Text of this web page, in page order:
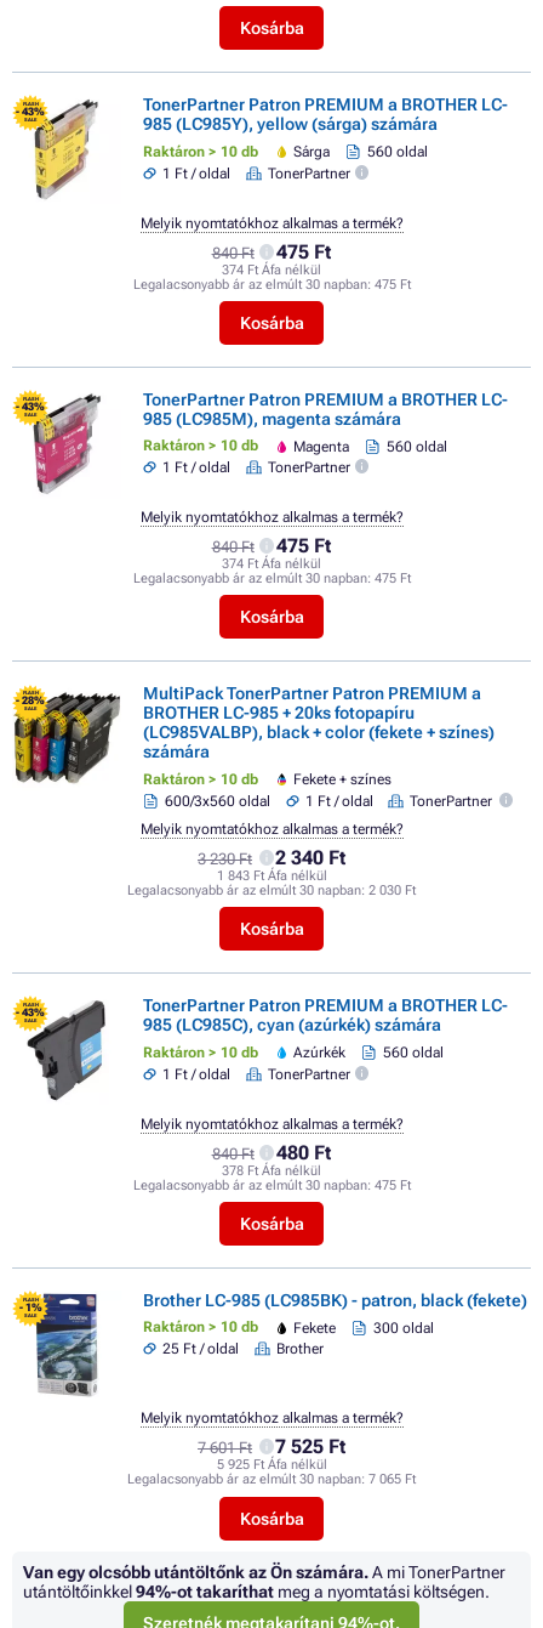
Kosárba
FLASH
- 43%
SALE
TonerPartner Patron PREMIUM a BROTHER LC-
985 (LC985Y), yellow (sárga) számára
Raktáron > 10 db Sárga
560 oldal
1 Ft / oldal
TonerPartner
840 Ft 475 Ft
374 Ft Áfa nélkül
Legalacsonyabb ár az elmúlt 30 napban: 475 Ft
Kosárba
Melyik nyomtatókhoz alkalmas a termék?
FLASH
- 43%
SALE
TonerPartner Patron PREMIUM a BROTHER LC-
985 (LC985M), magenta számára
Raktáron > 10 db Magenta
560 oldal
1 Ft / oldal
TonerPartner
840 Ft 475 Ft
374 Ft Áfa nélkül
Legalacsonyabb ár az elmúlt 30 napban: 475 Ft
Kosárba
Melyik nyomtatókhoz alkalmas a termék?
FLASH
- 28%
SALE
MultiPack TonerPartner Patron PREMIUM a
BROTHER LC-985 + 20ks fotopapíru
(LC985VALBP), black + color (fekete + színes)
számára
Raktáron > 10 db
Fekete + színes
600/3x560 oldal
1 Ft / oldal TonerPartner
3 230 Ft 2 340 Ft
1 843 Ft Áfa nélkül
Legalacsonyabb ár az elmúlt 30 napban: 2 030 Ft
Kosárba
Melyik nyomtatókhoz alkalmas a termék?
FLASH
- 43%
SALE
TonerPartner Patron PREMIUM a BROTHER LC-
985 (LC985C), cyan (azúrkék) számára
Raktáron > 10 db Azúrkék
560 oldal
1 Ft / oldal
TonerPartner
840 Ft 480 Ft
378 Ft Áfa nélkül
Legalacsonyabb ár az elmúlt 30 napban: 475 Ft
Kosárba
Melyik nyomtatókhoz alkalmas a termék?
FLASH
- 1%
SALE
Brother LC-985 (LC985BK) - patron, black (fekete)
Raktáron > 10 db Fekete
300 oldal
25 Ft / oldal
Brother
7 601 Ft 7 525 Ft
5 925 Ft Áfa nélkül
Legalacsonyabb ár az elmúlt 30 napban: 7 065 Ft
Kosárba
Melyik nyomtatókhoz alkalmas a termék?
Van egy olcsóbb utántöltőnk az Ön számára.A mi TonerPartner
utántöltőinkkel94%-ot takaríthat meg a nyomtatási költségen.
Szeretnék megtakarítani 94%-ot.